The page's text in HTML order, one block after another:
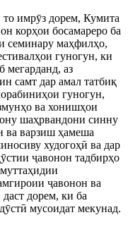
имрӯз дорем, Кумита
корҳои босамареро ба
семинару маҳфилҳо,
гуногун, ки
мегарданд, аз
самт дар амал татбиқ
гуногун,
ва хонишҳои
шаҳрвандони синну
ва варзиш ҳамеша
худогоҳӣ ва дар
ҷавонон тадбирҳо
ҷавонон ва
дорем, ки ба
мусоидат мекунад.